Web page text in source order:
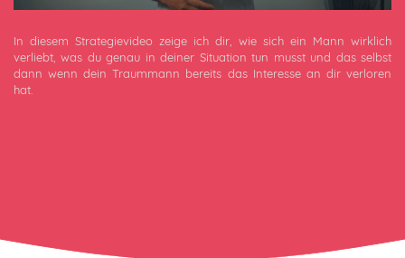
In diesem Strategievideo zeige ich dir, wie sich ein Mann wirklich
verliebt, was du genau in deiner Situation tun musst und das selbst
dann wenn dein Traummann bereits das Interesse an dir verloren
hat.